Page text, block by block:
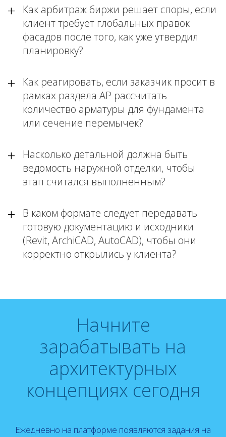
Как арбитраж биржи решает споры, если
клиент требует глобальных правок
фасадов после того, как уже утвердил
планировку?
Как реагировать, если заказчик просит в
рамках раздела АР рассчитать
количество арматуры для фундамента
или сечение перемычек?
Насколько детальной должна быть
ведомость наружной отделки, чтобы
этап считался выполненным?
В каком формате следует передавать
готовую документацию и исходники
(Revit, ArchiCAD, AutoCAD), чтобы они
корректно открылись у клиента?
Начните
зарабатывать на
архитектурных
концепциях сегодня
Ежедневно на платформе появляются задания на